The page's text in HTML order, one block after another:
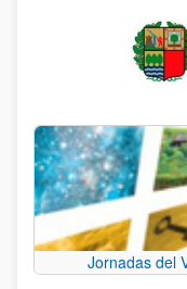
Jornadas del